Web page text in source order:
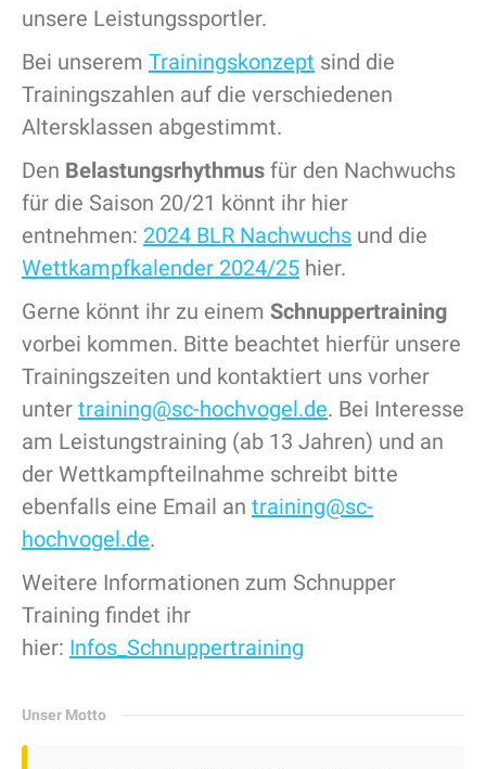
unsere Leistungssportler.
Bei unserem Trainingskonzept sind die
Trainingszahlen auf die verschiedenen
Altersklassen abgestimmt.
Den Belastungsrhythmus für den Nachwuchs
für die Saison 20/21 könnt ihr hier
entnehmen: 2024 BLR Nachwuchs und die
Wettkampfkalender 2024/25 hier.
Gerne könnt ihr zu einem Schnuppertraining
vorbei kommen. Bitte beachtet hierfür unsere
Trainingszeiten und kontaktiert uns vorher
unter training@sc-hochvogel.de. Bei Interesse
am Leistungstraining (ab 13 Jahren) und an
der Wettkampfteilnahme schreibt bitte
ebenfalls eine Email an training@sc-
hochvogel.de.
Weitere Informationen zum Schnupper
Training findet ihr
hier: Infos_Schnuppertraining
Unser Motto